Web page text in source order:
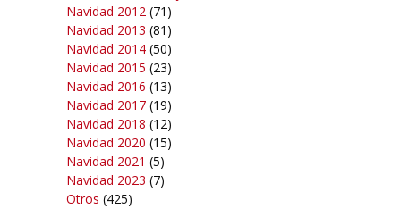
Navidad 2012 (71)
Navidad 2013 (81)
Navidad 2014 (50)
Navidad 2015 (23)
Navidad 2016 (13)
Navidad 2017 (19)
Navidad 2018 (12)
Navidad 2020 (15)
Navidad 2021 (5)
Navidad 2023 (7)
Otros (425)